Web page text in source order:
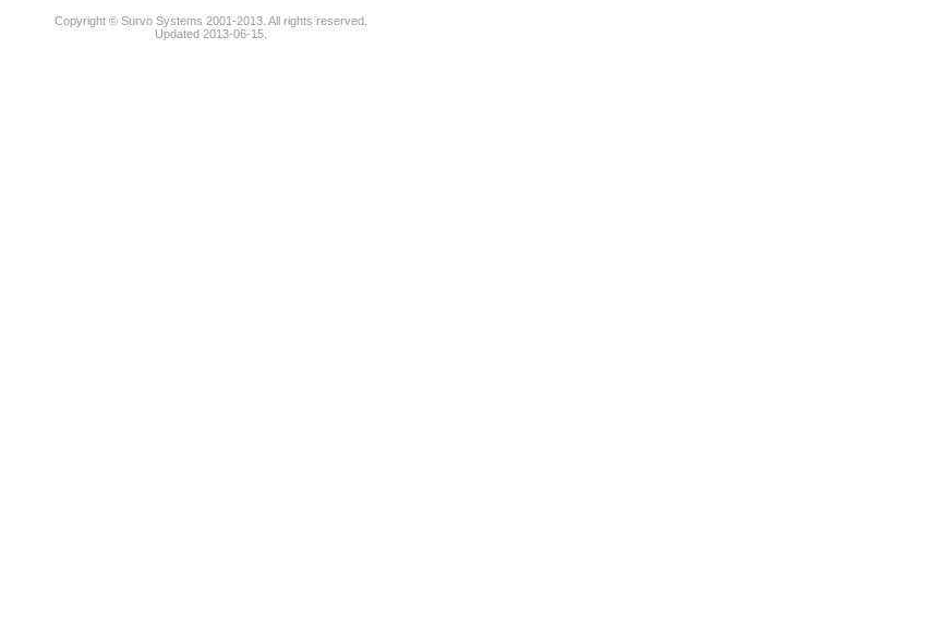
Copyright © Survo Systems 2001-2013. All rights reserved.
Updated 2013-06-15.